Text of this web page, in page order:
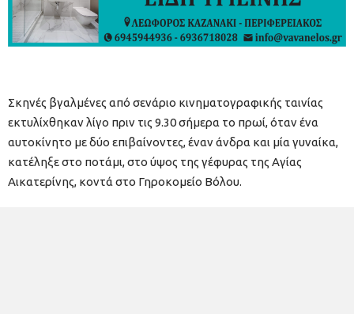
Σκηνές βγαλμένες από σενάριο κινηματογραφικής ταινίας
εκτυλίχθηκαν λίγο πριν τις 9.30 σήμερα το πρωί, όταν ένα
αυτοκίνητο με δύο επιβαίνοντες, έναν άνδρα και μία γυναίκα,
κατέληξε στο ποτάμι, στο ύψος της γέφυρας της Αγίας
Αικατερίνης, κοντά στο Γηροκομείο Βόλου.